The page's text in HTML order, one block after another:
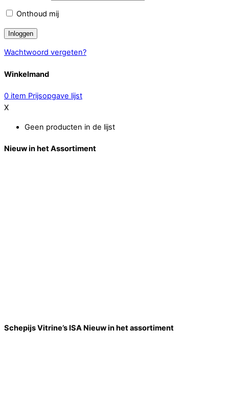
Onthoud mij
Wachtwoord vergeten?
Winkelmand
0 item Prijsopgave lijst
X
Geen producten in de lijst
Nieuw in het Assortiment
Schepijs Vitrine’s ISA Nieuw in het assortiment